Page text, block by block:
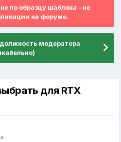
по образцу шаблона - не
на форуме.
модератора
для RTX